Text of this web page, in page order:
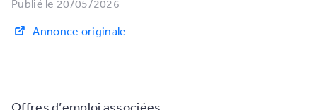
Offres d’emploi associées
Publié le 20/05/2026
Annonce originale